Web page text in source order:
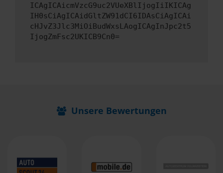
ICAgICAicmVzcG9uc2VUeXBlIjogIiIKICAg
IH0sCiAgICAidGltZW91dCI6IDAsCiAgICAi
cHJvZ3Jlc3MiOiBudWxsLAogICAgInJpc2t5
IjogZmFsc2UKICB9Cn0=
Unsere Bewertungen